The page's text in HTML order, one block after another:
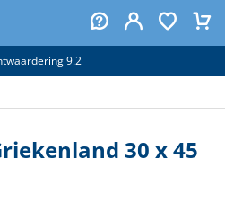
9.2
30 x 45